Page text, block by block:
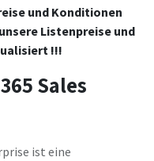
und Konditionen
Listenpreise und
!!!
Sales
ist eine